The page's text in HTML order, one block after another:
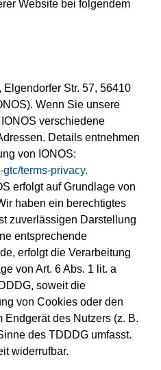
Website bei folgendem
Str. 57, 56410
Wenn Sie unsere
verschiedene
Details entnehmen
von IONOS:
terms-privacy.
erfolgt auf Grundlage von
haben ein berechtigtes
zuverlässigen Darstellung
entsprechende
erfolgt die Verarbeitung
von Art. 6 Abs. 1 lit. a
soweit die
von Cookies oder den
Endgerät des Nutzers (z. B.
des TDDDG umfasst.
widerrufbar.